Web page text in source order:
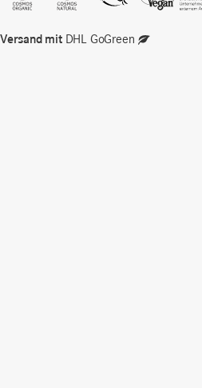
Versand mitDHL GoGreen